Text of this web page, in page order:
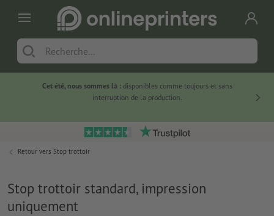
Cet été, nous sommes là :disponibles comme toujours et sans
interruption de la production.
Retour vers Stop trottoir
Stop trottoir standard, impression
uniquement